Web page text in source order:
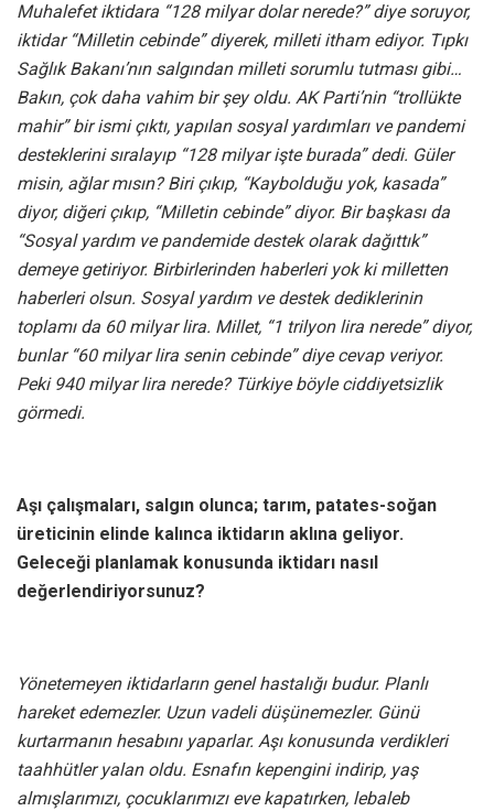
Muhalefet iktidara “128 milyar dolar nerede?” diye soruyor,
iktidar “Milletin cebinde” diyerek, milleti itham ediyor. Tıpkı
Sağlık Bakanı’nın salgından milleti sorumlu tutması gibi…
Bakın, çok daha vahim bir şey oldu. AK Parti’nin “trollükte
mahir” bir ismi çıktı, yapılan sosyal yardımları ve pandemi
desteklerini sıralayıp “128 milyar işte burada” dedi. Güler
misin, ağlar mısın? Biri çıkıp, “Kaybolduğu yok, kasada”
diyor, diğeri çıkıp, “Milletin cebinde” diyor. Bir başkası da
“Sosyal yardım ve pandemide destek olarak dağıttık”
demeye getiriyor. Birbirlerinden haberleri yok ki milletten
haberleri olsun. Sosyal yardım ve destek dediklerinin
toplamı da 60 milyar lira. Millet, “1 trilyon lira nerede” diyor,
bunlar “60 milyar lira senin cebinde” diye cevap veriyor.
Peki 940 milyar lira nerede? Türkiye böyle ciddiyetsizlik
görmedi.
Aşı çalışmaları, salgın olunca; tarım, patates-soğan
üreticinin elinde kalınca iktidarın aklına geliyor.
Geleceği planlamak konusunda iktidarı nasıl
değerlendiriyorsunuz?
Yönetemeyen iktidarların genel hastalığı budur. Planlı
hareket edemezler. Uzun vadeli düşünemezler. Günü
kurtarmanın hesabını yaparlar. Aşı konusunda verdikleri
taahhütler yalan oldu. Esnafın kepengini indirip, yaş
almışlarımızı, çocuklarımızı eve kapatırken, lebaleb